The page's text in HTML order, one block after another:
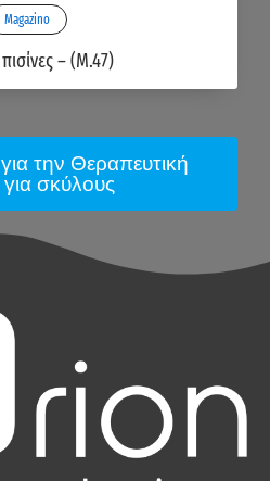
Magazino
– (M.47)
την Θεραπευτική
για σκύλους